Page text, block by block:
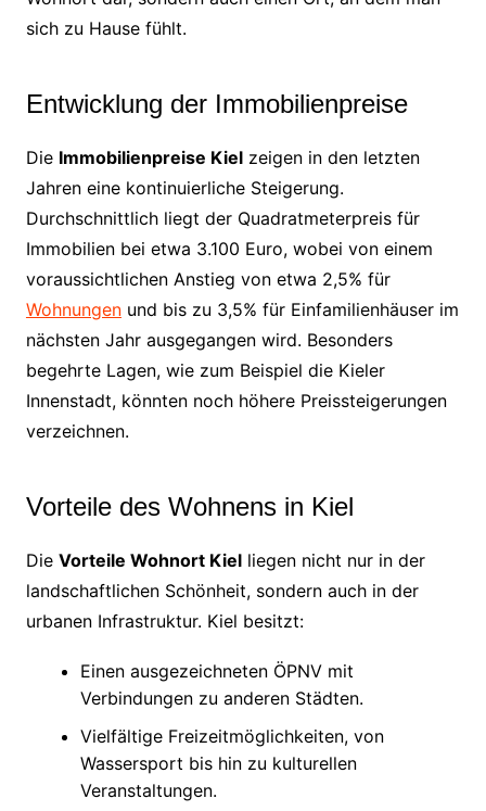
sich zu Hause fühlt.
Entwicklung der Immobilienpreise
Die Immobilienpreise Kielzeigen in den letzten
Jahren eine kontinuierliche Steigerung.
Durchschnittlich liegt der Quadratmeterpreis für
Immobilien bei etwa 3.100 Euro, wobei von einem
voraussichtlichen Anstieg von etwa 2,5% für
Wohnungenund bis zu 3,5% für Einfamilienhäuser im
nächsten Jahr ausgegangen wird. Besonders
begehrte Lagen, wie zum Beispiel die Kieler
Innenstadt, könnten noch höhere Preissteigerungen
verzeichnen.
Vorteile des Wohnens in Kiel
Die Vorteile Wohnort Kielliegen nicht nur in der
landschaftlichen Schönheit, sondern auch in der
urbanen Infrastruktur. Kiel besitzt:
Einen ausgezeichneten ÖPNV mit
Verbindungen zu anderen Städten.
Vielfältige Freizeitmöglichkeiten, von
Wassersport bis hin zu kulturellen
Veranstaltungen.